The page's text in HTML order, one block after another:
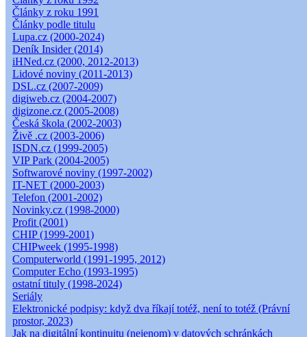
Články z roku 1991
Články podle titulu
Lupa.cz (2000-2024)
Deník Insider (2014)
iHNed.cz (2000, 2012-2013)
Lidové noviny (2011-2013)
DSL.cz (2007-2009)
digiweb.cz (2004-2007)
digizone.cz (2005-2008)
Česká škola (2002-2003)
Živě .cz (2003-2006)
ISDN.cz (1999-2005)
VIP Park (2004-2005)
Softwarové noviny (1997-2002)
IT-NET (2000-2003)
Telefon (2001-2002)
Novinky.cz (1998-2000)
Profit (2001)
CHIP (1999-2001)
CHIPweek (1995-1998)
Computerworld (1991-1995, 2012)
Computer Echo (1993-1995)
ostatní tituly (1998-2024)
Seriály
Elektronické podpisy: když dva říkají totéž, není to totéž (Právní
prostor, 2023)
Jak na digitální kontinuitu (nejenom) v datových schránkách